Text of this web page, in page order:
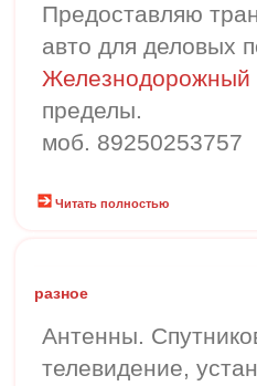
Предоставляю
авто для деловых
Железнодорожный
пределы.
моб. 89250253757
Читать полностью
разное
Антенны.
телевидение,